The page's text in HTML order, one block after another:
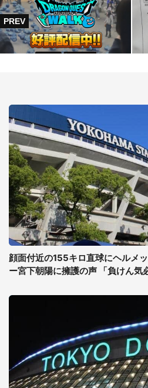
顔面付近の155キロ直球にヘルメ
ー宮下朝陽に擁護の声 「負けん気